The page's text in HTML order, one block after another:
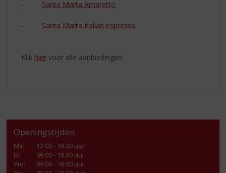
- Santa Marta Amaretto
- Santa Marta Italian espresso
Klik hier voor alle aanbiedingen
Openingstijden
Ma:
13:00 - 18.00 uur
Di:
09.00 - 18.00 uur
Wo:
09.00 - 18.00 uur